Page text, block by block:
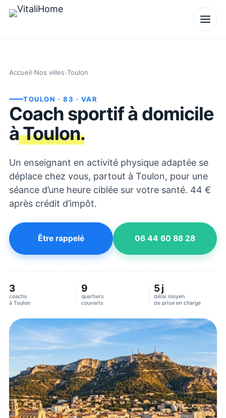
Accueil›Nos villes›Toulon
TOULON · 83 · VAR
Coach sportif à domicile
àToulon.
Un enseignant en activité physique adaptée se
déplace chez vous, partout à Toulon, pour une
séance d’une heure ciblée sur votre santé. 44 €
après crédit d’impôt.
Être rappelé 06 44 60 88 28
3
coachs
à Toulon
9
quartiers
couverts
5 j
délai moyen
de prise en charge